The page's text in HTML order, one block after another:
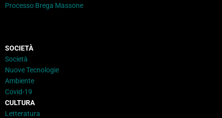
Processo Brega Massone
SOCIETÀ
Società
Nuove Tecnologie
Ambiente
Covid-19
CULTURA
Letteratura